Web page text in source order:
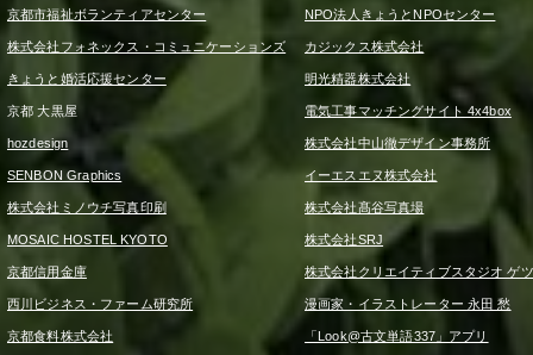
京都市福祉ボランティアセンター NPO法人きょうとNPOセンター
株式会社フォネックス・コミュニケーションズ カジックス株式会社
きょうと婚活応援センター 明光精器株式会社
京都 大黒屋 電気工事マッチングサイト 4x4box
hozdesign 株式会社中山徹デザイン事務所
SENBON Graphics イーエスエヌ株式会社
株式会社ミノウチ写真印刷 株式会社髙谷写真場
MOSAIC HOSTEL KYOTO 株式会社SRJ
京都信用金庫 株式会社クリエイティブスタジオ ゲ
西川ビジネス・ファーム研究所 漫画家・イラストレーター 永田 愁
京都食料株式会社 「Look@古文単語337」アプリ